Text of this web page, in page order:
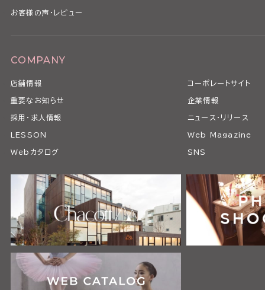
お客様の声・レビュー
COMPANY
店舗情報 コーポレートサイト
重要なお知らせ 企業情報
採用・求人情報 ニュース・リリース
LESSON Web Magazine
Webカタログ SNS